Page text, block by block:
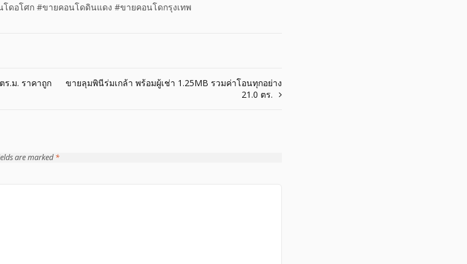
ดอโศก #ขายคอนโดดินแดง #ขายคอนโดกรุงเทพ
.ม. ราคาถูก
ขายลุมพินีร่มเกล้า พร้อมผู้เช่า 1.25MB รวมค่าโอนทุกอย่าง
21.0 ตร.
are marked*